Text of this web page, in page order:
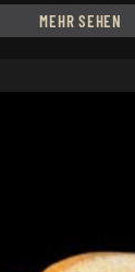
MEHR SEHEN